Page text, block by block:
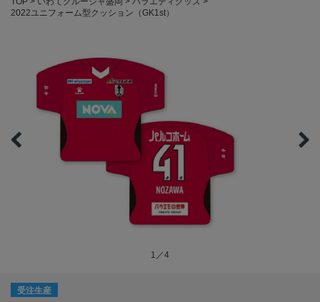
2022ユニフォーム型クッション（GK1st）
1／4
受注生産